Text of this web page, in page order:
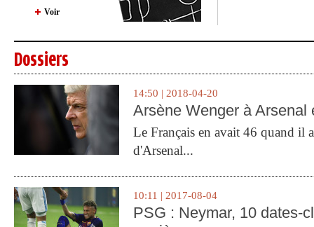
Voir
Dossiers
14:50 | 2018-04-20
Arsène Wenger à Arsenal
Le Français en avait 46 quand il
d'Arsenal...
10:11 | 2017-08-04
PSG : Neymar, 10 dates-